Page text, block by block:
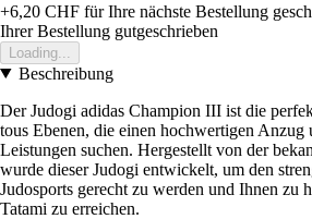
+6,20 CHF für Ihre nächste Bestellung
Ihrer Bestellung gutgeschrieben
Loading...
Beschreibung
Der Judogi adidas Champion III ist die
tous Ebenen, die einen hochwertigen Anzug
Leistungen suchen. Hergestellt von der
wurde dieser Judogi entwickelt, um den
Judosports gerecht zu werden und Ihnen zu
Tatami zu erreichen.